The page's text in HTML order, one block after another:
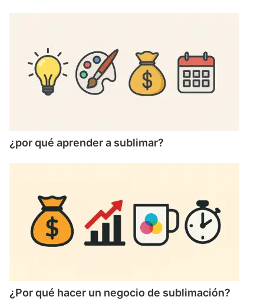
¿por qué aprender a sublimar?
¿Por qué hacer un negocio de sublimación?